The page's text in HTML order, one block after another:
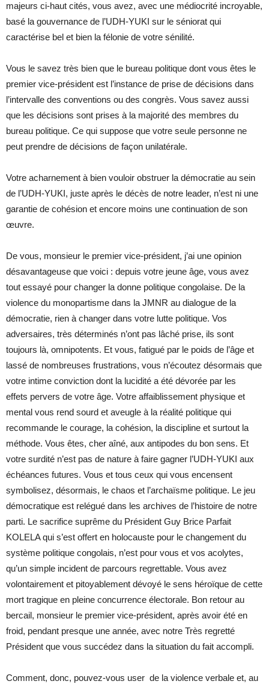
majeurs ci-haut cités, vous avez, avec une médiocrité incroyable,
basé la gouvernance de l’UDH-YUKI sur le séniorat qui
caractérise bel et bien la félonie de votre sénilité.
Vous le savez très bien que le bureau politique dont vous êtes le
premier vice-président est l’instance de prise de décisions dans
l’intervalle des conventions ou des congrès. Vous savez aussi
que les décisions sont prises à la majorité des membres du
bureau politique. Ce qui suppose que votre seule personne ne
peut prendre de décisions de façon unilatérale.
Votre acharnement à bien vouloir obstruer la démocratie au sein
de l’UDH-YUKI, juste après le décès de notre leader, n’est ni une
garantie de cohésion et encore moins une continuation de son
œuvre.
De vous, monsieur le premier vice-président, j’ai une opinion
désavantageuse que voici : depuis votre jeune âge, vous avez
tout essayé pour changer la donne politique congolaise. De la
violence du monopartisme dans la JMNR au dialogue de la
démocratie, rien à changer dans votre lutte politique. Vos
adversaires, très déterminés n’ont pas lâché prise, ils sont
toujours là, omnipotents. Et vous, fatigué par le poids de l’âge et
lassé de nombreuses frustrations, vous n’écoutez désormais que
votre intime conviction dont la lucidité a été dévorée par les
effets pervers de votre âge. Votre affaiblissement physique et
mental vous rend sourd et aveugle à la réalité politique qui
recommande le courage, la cohésion, la discipline et surtout la
méthode. Vous êtes, cher aîné, aux antipodes du bon sens. Et
votre surdité n’est pas de nature à faire gagner l’UDH-YUKI aux
échéances futures. Vous et tous ceux qui vous encensent
symbolisez, désormais, le chaos et l’archaïsme politique. Le jeu
démocratique est relégué dans les archives de l’histoire de notre
parti. Le sacrifice suprême du Président Guy Brice Parfait
KOLELA qui s’est offert en holocauste pour le changement du
système politique congolais, n’est pour vous et vos acolytes,
qu’un simple incident de parcours regrettable. Vous avez
volontairement et pitoyablement dévoyé le sens héroïque de cette
mort tragique en pleine concurrence électorale. Bon retour au
bercail, monsieur le premier vice-président, après avoir été en
froid, pendant presque une année, avec notre Très regretté
Président que vous succédez dans la situation du fait accompli.
Comment, donc, pouvez-vous user de la violence verbale et, au